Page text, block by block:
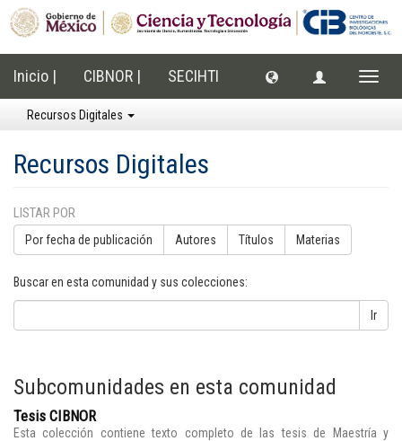
Inicio | CIBNOR | SECIHTI
Recursos Digitales
Recursos Digitales
LISTAR POR
Por fecha de publicación Autores Títulos Materias
Buscar en esta comunidad y sus colecciones:
Ir
Subcomunidades en esta comunidad
Tesis CIBNOR
Esta colección contiene texto completo de las tesis de Maestría y